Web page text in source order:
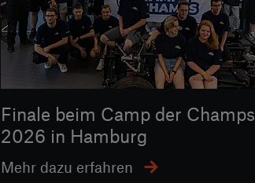
Finale beim Camp der Champs
2026 in Hamburg
Mehr dazu erfahren